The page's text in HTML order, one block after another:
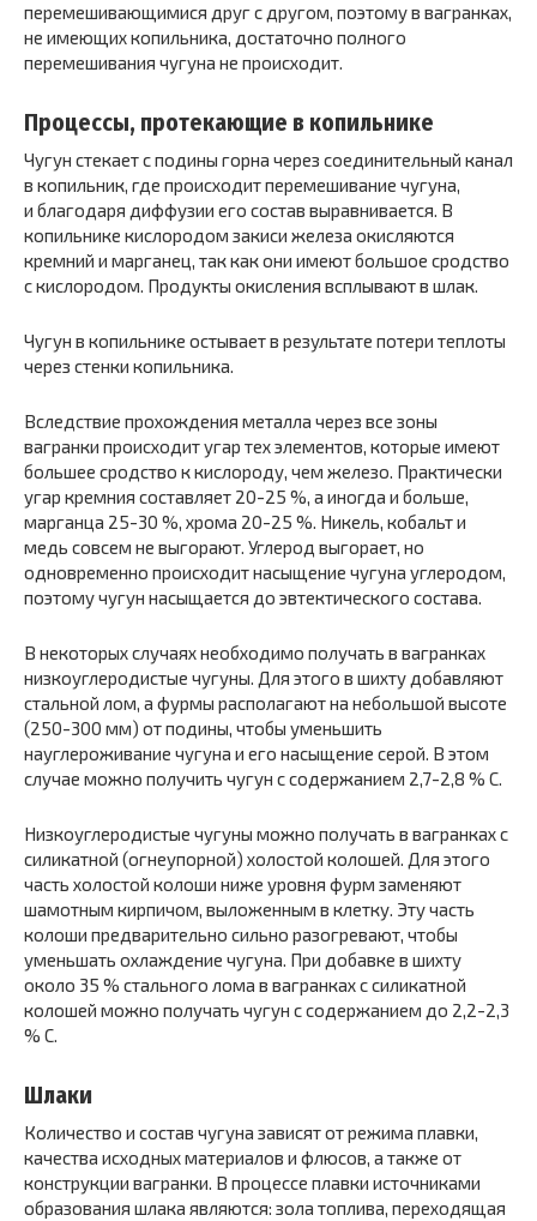
перемешивающимися друг с другом, поэтому в вагранках,
не имеющих копильника, достаточно полного
перемешивания чугуна не происходит.
Процессы, протекающие в копильнике
Чугун стекает с подины горна через соединительный канал
в копильник, где происходит перемешивание чугуна,
и благодаря диффузии его состав выравнивается. В
копильнике кислородом закиси железа окисляются
кремний и марганец, так как они имеют большое сродство
с кислородом. Продукты окисления всплывают в шлак.
Чугун в копильнике остывает в результате потери теплоты
через стенки копильника.
Вследствие прохождения металла через все зоны
вагранки происходит угар тех элементов, которые имеют
большее сродство к кислороду, чем железо. Практически
угар кремния составляет 20-25 %, а иногда и больше,
марганца 25-30 %, хрома 20-25 %. Никель, кобальт и
медь совсем не выгорают. Углерод выгорает, но
одновременно происходит насыщение чугуна углеродом,
поэтому чугун насыщается до эвтектического состава.
В некоторых случаях необходимо получать в вагранках
низкоуглеродистые чугуны. Для этого в шихту добавляют
стальной лом, а фурмы располагают на небольшой высоте
(250-300 мм) от подины, чтобы уменьшить
науглероживание чугуна и его насыщение серой. В этом
случае можно получить чугун с содержанием 2,7-2,8 % С.
Низкоуглеродистые чугуны можно получать в вагранках с
силикатной (огнеупорной) холостой колошей. Для этого
часть холостой колоши ниже уровня фурм заменяют
шамотным кирпичом, выложенным в клетку. Эту часть
колоши предварительно сильно разогревают, чтобы
уменьшать охлаждение чугуна. При добавке в шихту
около 35 % стального лома в вагранках с силикатной
колошей можно получать чугун с содержанием до 2,2-2,3
% С.
Шлаки
Количество и состав чугуна зависят от режима плавки,
качества исходных материалов и флюсов, а также от
конструкции вагранки. В процессе плавки источниками
образования шлака являются: зола топлива, переходящая